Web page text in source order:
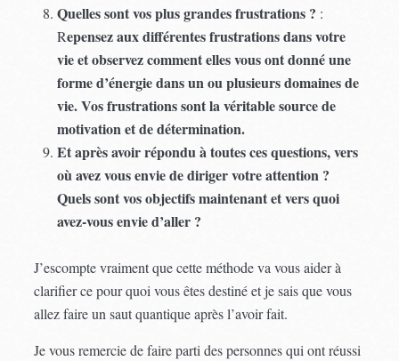
Quelles sont vos plus grandes frustrations ? :
Repensez aux différentes frustrations dans votre
vie et observez comment elles vous ont donné une
forme d’énergie dans un ou plusieurs domaines de
vie.Vos frustrations sont la véritable source de
motivation et de détermination.
Et après avoir répondu à toutes ces questions, vers
où avez vous envie de diriger votre attention ?
Quels sont vos objectifs maintenant et vers quoi
avez-vous envie d’aller ?
J’escompte vraiment que cette méthode va vous aider à
clarifier ce pour quoi vous êtes destiné et je sais que vous
allez faire un saut quantique après l’avoir fait.
Je vous remercie de faire parti des personnes qui ont réussi